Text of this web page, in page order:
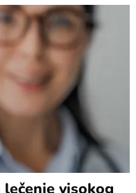
visokog